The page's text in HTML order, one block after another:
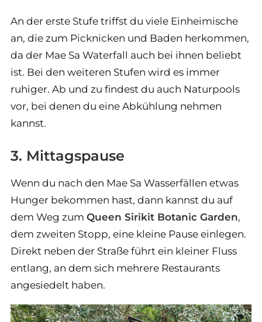
An der erste Stufe triffst du viele Einheimische
an, die zum Picknicken und Baden herkommen,
da der Mae Sa Waterfall auch bei ihnen beliebt
ist. Bei den weiteren Stufen wird es immer
ruhiger. Ab und zu findest du auch Naturpools
vor, bei denen du eine Abkühlung nehmen
kannst.
3. Mittagspause
Wenn du nach den Mae Sa Wasserfällen etwas
Hunger bekommen hast, dann kannst du auf
dem Weg zum Queen Sirikit Botanic Garden,
dem zweiten Stopp, eine kleine Pause einlegen.
Direkt neben der Straße führt ein kleiner Fluss
entlang, an dem sich mehrere Restaurants
angesiedelt haben.